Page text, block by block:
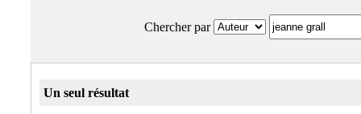
Chercher par
Un seul résultat